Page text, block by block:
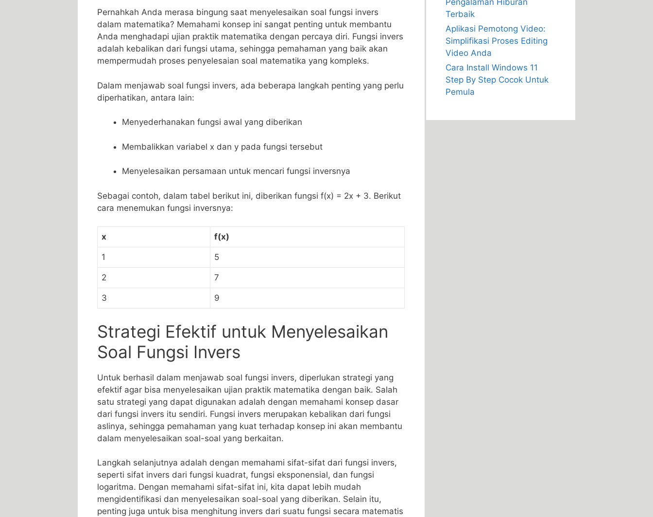
Pernahkah Anda ​merasa bingung saat⁣ menyelesaikan​ soal⁤ fungsi invers
dalam matematika? Memahami konsep⁣ ini sangat penting untuk membantu
Anda menghadapi ujian​ praktik matematika dengan percaya diri. ⁢Fungsi ‍invers
adalah kebalikan​ dari fungsi utama, sehingga‍ pemahaman yang baik akan
mempermudah proses ⁢penyelesaian soal matematika‍ yang kompleks.
Dalam ‍menjawab soal fungsi invers, ada beberapa langkah penting yang​ perlu
diperhatikan, antara lain:
Menyederhanakan⁢ fungsi awal yang ‍diberikan
Membalikkan variabel x dan ‍y pada ⁣fungsi tersebut
Menyelesaikan persamaan untuk mencari fungsi inversnya
Sebagai contoh,⁢ dalam tabel ⁤berikut ini, diberikan fungsi f(x) = 2x +⁣ 3. Berikut
cara menemukan fungsi​ inversnya:
x f(x)
1 5
2 7
3 9
Strategi Efektif untuk Menyelesaikan
Soal Fungsi Invers
Untuk‍ berhasil dalam menjawab⁢ soal fungsi invers, ‍diperlukan ​strategi‍ yang
efektif agar ​bisa⁤ menyelesaikan‍ ujian ‍praktik‍ matematika dengan‍ baik. Salah
satu⁢ strategi yang dapat ⁣digunakan adalah ​dengan memahami konsep dasar
dari fungsi invers itu sendiri. Fungsi invers​ merupakan kebalikan dari fungsi
aslinya,⁤ sehingga pemahaman yang kuat terhadap konsep ini akan membantu
dalam⁤ menyelesaikan soal-soal yang berkaitan.
Langkah selanjutnya adalah dengan⁤ memahami sifat-sifat dari fungsi invers,
seperti sifat invers dari fungsi kuadrat, fungsi ​eksponensial, dan fungsi
⁢logaritma. ⁣Dengan memahami sifat-sifat ini, kita dapat lebih​ mudah‌
mengidentifikasi‍ dan menyelesaikan soal-soal yang diberikan. Selain itu,
penting juga untuk bisa menghitung ‍invers dari suatu fungsi secara matematis
Pengalaman Hiburan
Terbaik
Aplikasi Pemotong Video:
Simplifikasi Proses Editing
Video Anda
Cara Install Windows 11
Step By Step Cocok Untuk
Pemula